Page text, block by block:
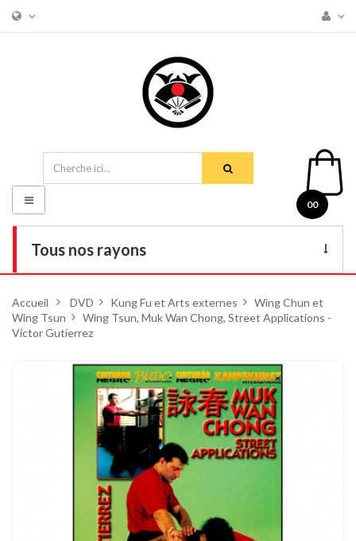
00
Tous nos rayons
DVD
Tenues
Chaussures
Protections
Cible de frappe
Condition physique
Accessoires
Basculer
la
navigation
Accueil > DVD > Kung Fu et Arts externes > Wing Chun et
Wing Tsun > Wing Tsun, Muk Wan Chong, Street Applications -
Victor Gutierrez